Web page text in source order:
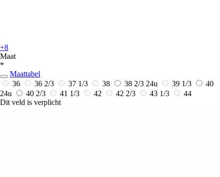
+8
Maat
*
Maattabel
36
36 2/3 37 1/3 38 38 2/3 24u 39 1/3
40
24u
40 2/3 41 1/3 42 42 2/3 43 1/3
44
Dit veld is verplicht